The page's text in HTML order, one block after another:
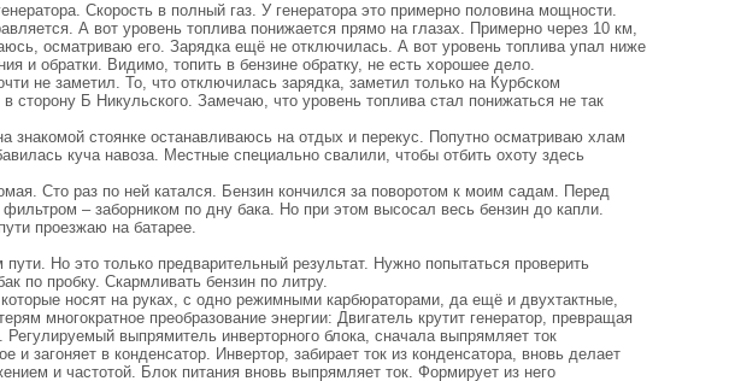
Скорость в полный газ. У генератора это примерно половина мощности.
А вот уровень топлива понижается прямо на глазах. Примерно через 10 км,
осматриваю его. Зарядка ещё не отключилась. А вот уровень топлива упал ниже
и обратки. Видимо, топить в бензине обратку, не есть хорошее дело.
не заметил. То, что отключилась зарядка, заметил только на Курбском
сторону Б Никульского. Замечаю, что уровень топлива стал понижаться не так
знакомой стоянке останавливаюсь на отдых и перекус. Попутно осматриваю хлам
куча навоза. Местные специально свалили, чтобы отбить охоту здесь
Сто раз по ней катался. Бензин кончился за поворотом к моим садам. Перед
фильтром – заборником по дну бака. Но при этом высосал весь бензин до капли.
проезжаю на батарее.
Но это только предварительный результат. Нужно попытаться проверить
по пробку. Скармливать бензин по литру.
носят на руках, с одно режимными карбюраторами, да ещё и двухтактные,
многократное преобразование энергии: Двигатель крутит генератор, превращая
выпрямитель инверторного блока, сначала выпрямляет ток
и загоняет в конденсатор. Инвертор, забирает ток из конденсатора, вновь делает
и частотой. Блок питания вновь выпрямляет ток. Формирует из него